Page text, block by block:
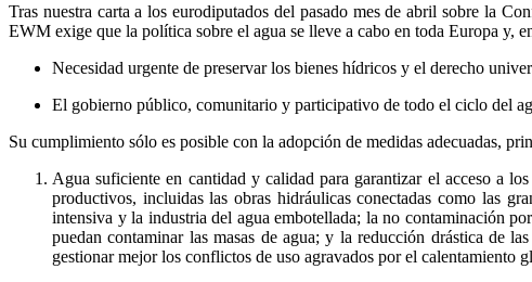
Tras nuestra carta a los eurodiputados del pasado mes de abril sobre la
EWM exige que la política sobre el agua se lleve a cabo en toda Europa y,
Necesidad urgente de preservar los bienes hídricos y el derecho
El gobierno público, comunitario y participativo de todo el ciclo del
Su cumplimiento sólo es posible con la adopción de medidas adecuadas,
Agua suficiente en cantidad y calidad para garantizar el acceso a
productivos, incluidas las obras hidráulicas conectadas como las
intensiva y la industria del agua embotellada; la no contaminación
puedan contaminar las masas de agua; y la reducción drástica de
gestionar mejor los conflictos de uso agravados por el calentamiento